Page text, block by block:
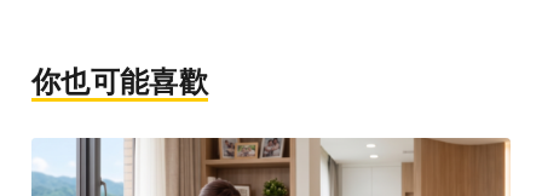
你也可能喜歡